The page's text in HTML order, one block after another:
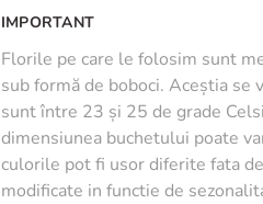
IMPORTANT
Florile pe care le folosim sunt
sub formă de boboci. Aceștia se
sunt între 23 și 25 de grade
dimensiunea buchetului poate
culorile pot fi usor diferite fata
modificate in functie de